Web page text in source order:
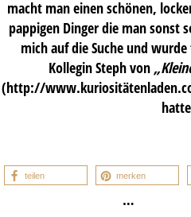
macht man einen schönen,
pappigen Dinger die man sonst
mich auf die Suche und
Kollegin Steph von
(http://
teilen merken
…